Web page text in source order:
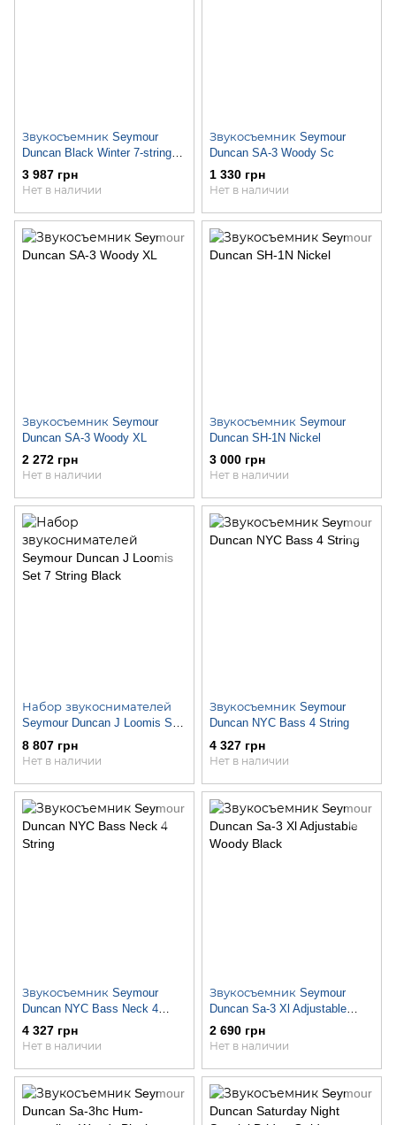
Звукосъемник Seymour
Duncan Black Winter 7-string
Humbucker Neck Black
3 987 грн
Нет в наличии
Звукосъемник Seymour
Duncan SA-3 Woody Sc
1 330 грн
Нет в наличии
Звукосъемник Seymour
Duncan SA-3 Woody XL
2 272 грн
Нет в наличии
Звукосъемник Seymour
Duncan SH-1N Nickel
3 000 грн
Нет в наличии
Набор звукоснимателей
Seymour Duncan J Loomis Set
7 String Black
8 807 грн
Нет в наличии
Звукосъемник Seymour
Duncan NYC Bass 4 String
4 327 грн
Нет в наличии
Звукосъемник Seymour
Duncan NYC Bass Neck 4
String
4 327 грн
Нет в наличии
Звукосъемник Seymour
Duncan Sa-3 Xl Adjustable
Woody Black
2 690 грн
Нет в наличии